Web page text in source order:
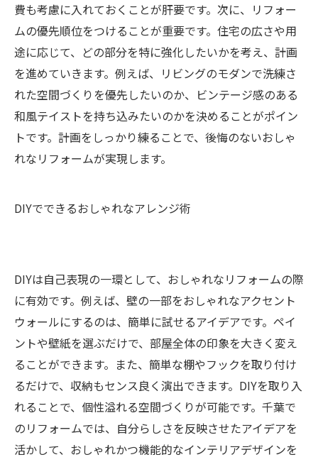
費も考慮に入れておくことが肝要です。次に、リフォー
ムの優先順位をつけることが重要です。住宅の広さや用
途に応じて、どの部分を特に強化したいかを考え、計画
を進めていきます。例えば、リビングのモダンで洗練さ
れた空間づくりを優先したいのか、ビンテージ感のある
和風テイストを持ち込みたいのかを決めることがポイン
トです。計画をしっかり練ることで、後悔のないおしゃ
れなリフォームが実現します。
DIYでできるおしゃれなアレンジ術
DIYは自己表現の一環として、おしゃれなリフォームの際
に有効です。例えば、壁の一部をおしゃれなアクセント
ウォールにするのは、簡単に試せるアイデアです。ペイ
ントや壁紙を選ぶだけで、部屋全体の印象を大きく変え
ることができます。また、簡単な棚やフックを取り付け
るだけで、収納もセンス良く演出できます。DIYを取り入
れることで、個性溢れる空間づくりが可能です。千葉で
のリフォームでは、自分らしさを反映させたアイデアを
活かして、おしゃれかつ機能的なインテリアデザインを